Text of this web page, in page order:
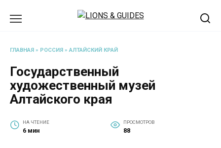
ГЛАВНАЯ » РОССИЯ »АЛТАЙСКИЙ КРАЙ
Государственный
художественный музей
Алтайского края
НА ЧТЕНИЕ
6 мин
ПРОСМОТРОВ
88